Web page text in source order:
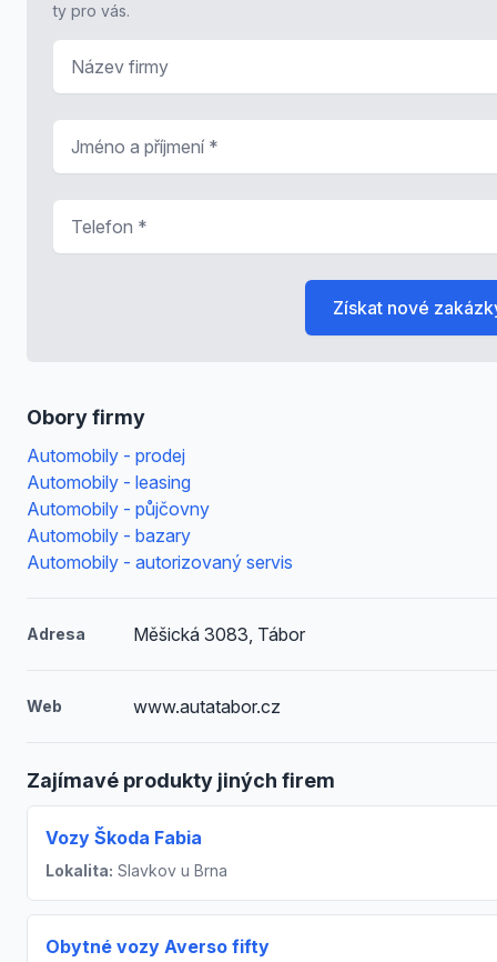
Obory firmy
Automobily - prodej
Automobily - leasing
Automobily - půjčovny
Automobily - bazary
Automobily - autorizovaný servis
Adresa Měšická 3083, Tábor
Web www.autatabor.cz
Zajímavé produkty jiných firem
Vozy Škoda Fabia
Lokalita: Slavkov u Brna
Obytné vozy Averso fifty
ty pro vás.
Získat nové